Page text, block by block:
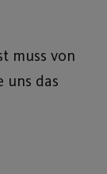
muss von
uns das